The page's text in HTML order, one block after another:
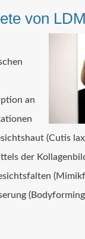
von
an
(Cutis
der